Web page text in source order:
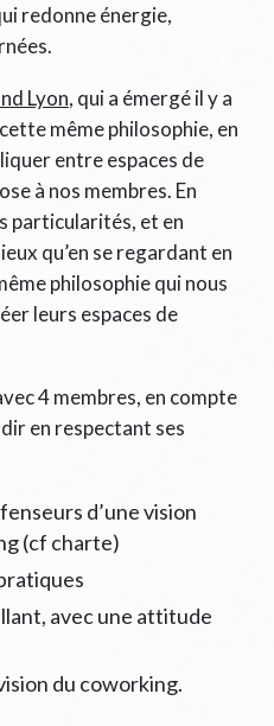
redonne énergie,
Lyon, qui a émergé il y a
même philosophie, en
entre espaces de
à nos membres. En
particularités, et en
qu’en se regardant en
philosophie qui nous
leurs espaces de
4 membres, en compte
en respectant ses
d’une vision
(cf charte)
avec une attitude
du coworking.